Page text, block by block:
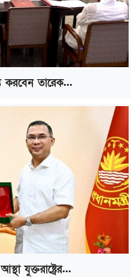
করবেন তারেক...
যুক্তরাষ্ট্রের...